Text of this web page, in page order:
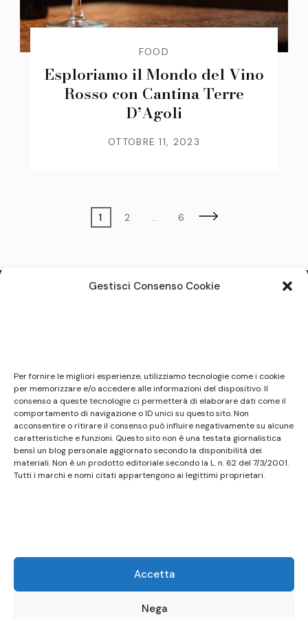
Gestisci Consenso Cookie
Per fornire le migliori esperienze, utilizziamo tecnologie come i cookie
per memorizzare e/o accedere alle informazioni del dispositivo. Il
consenso a queste tecnologie ci permetterà di elaborare dati come il
comportamento di navigazione o ID unici su questo sito. Non
acconsentire o ritirare il consenso può influire negativamente su alcune
caratteristiche e funzioni. Questo sito non è una testata giornalistica
bensì un blog personale aggiornato secondo la disponibilità dei
materiali. Non è un prodotto editoriale secondo la L. n. 62 del 7/3/2001.
Tutti i marchi e nomi citati appartengono ai legittimi proprietari.
Accetta
Nega
FOOD
Esploriamo il Mondo del Vino
Rosso con Cantina Terre
D’Agoli
OTTOBRE 11, 2023
Paginazione
articoli
Page
1 Page
2 … Page
6
non ha carattere periodico essendo aggiornato
secondo la disponibilità e la reperibilità dei materiali.
Pertanto non può essere considerato in alcun modo
un prodotto editoriale ai sensi della L. n. 62 del
7/3/2001. Tutti i marchi riportati appartengono ai
legittimi proprietari; marchi di terzi, nomi di prodotti,
Copyright vigenti. Questo sito utilizza solo cookie